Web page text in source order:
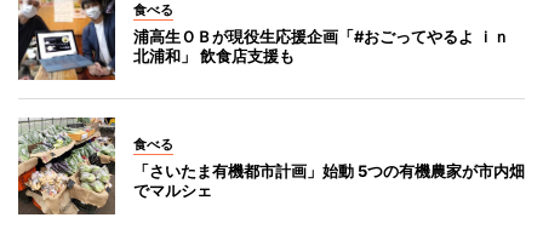
食べる
浦高生ＯＢが現役生応援企画「#おごってやるよ ｉｎ
北浦和」 飲食店支援も
食べる
「さいたま有機都市計画」始動 5つの有機農家が市内畑
でマルシェ